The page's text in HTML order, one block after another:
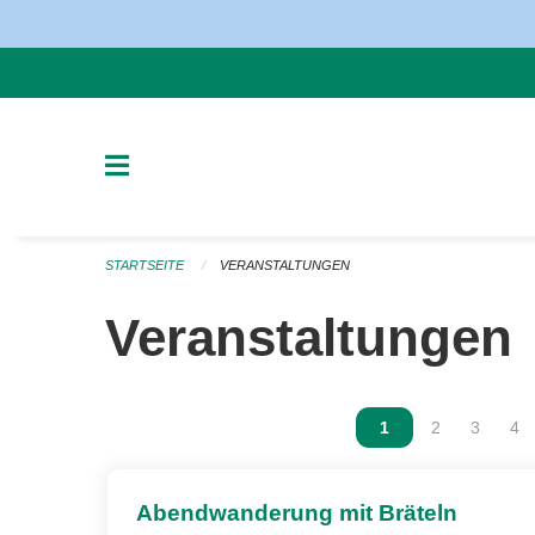
STARTSEITE VERANSTALTUNGEN
Veranstaltungen
Vous êtes sur la
1 Vous êtes
2 Vous
3 4
Abendwanderung mit Bräteln